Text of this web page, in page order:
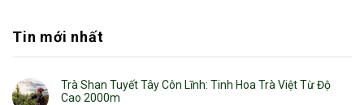
Tin mới nhất
Trà Shan Tuyết Tây Côn Lĩnh: Tinh Hoa Trà Việt Từ Độ
Cao 2000m